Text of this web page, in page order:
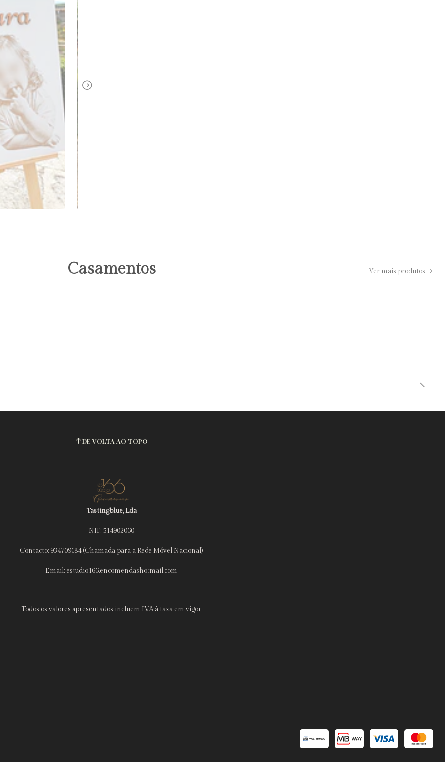
Casamentos Ver mais produtos
DE VOLTA AO TOPO
Tastingblue, Lda
NIF: 514902060
Contacto: 934709084 (Chamada para a Rede Móvel Nacional)
Email: estudio166.encomendashotmail.com
Todos os valores apresentados incluem IVA à taxa em vigor